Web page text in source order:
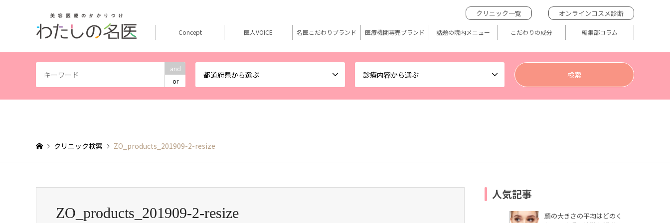
and
or
都道府県から選ぶ 診療内容から選ぶ
クリニック一覧 オンラインコスメ診断
Concept 医人VOICE 名医こだわりブランド 医療機関専売ブランド 話題の院内メニュー こだわりの成分 編集部コラム
クリニック検索 ZO_products_201909-2-resize
ZO_products_201909-2-resize
人気記事
顔の大きさの平均はどのく